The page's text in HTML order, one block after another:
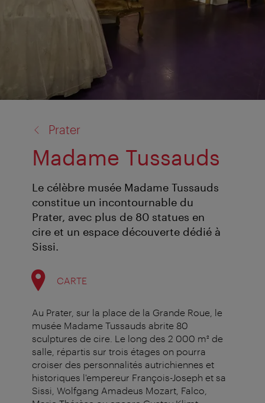
Prater
Madame Tussauds
Le célèbre musée Madame Tussauds
constitue un incontournable du
Prater, avec plus de 80 statues en
cire et un espace découverte dédié à
Sissi.
CARTE
Au Prater, sur la place de la Grande Roue, le
musée Madame Tussauds abrite 80
sculptures de cire. Le long des 2 000 m² de
salle, répartis sur trois étages on pourra
croiser des personnalités autrichiennes et
historiques l'empereur François-Joseph et sa
Sissi, Wolfgang Amadeus Mozart, Falco,